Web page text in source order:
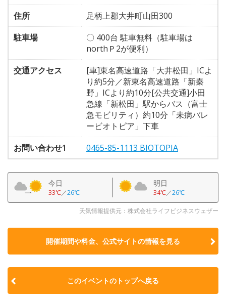
住所
足柄上郡大井町山田300
駐車場
〇 400台 駐車無料（駐車場は
northＰ2が便利）
交通アクセス
[車]東名高速道路「大井松田」ICよ
り約5分／新東名高速道路「新秦
野」ICより約10分[公共交通]小田
急線「新松田」駅からバス（富士
急モビリティ）約10分「未病バレ
ービオトピア」下車
お問い合わせ1
0465-85-1113 BIOTOPIA
今日
33℃／26℃
明日
34℃／26℃
天気情報提供元：株式会社ライフビジネスウェザー
開催期間や料金、公式サイトの情報を見る
このイベントのトップへ戻る